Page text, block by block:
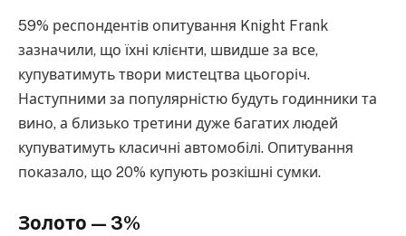
59% респондентів опитування Knight Frank
зазначили, що їхні клієнти, швидше за все,
купуватимуть твори мистецтва цьогоріч.
Наступними за популярністю будуть годинники та
вино, а близько третини дуже багатих людей
купуватимуть класичні автомобілі. Опитування
показало, що 20% купують розкішні сумки.
Золото — 3%